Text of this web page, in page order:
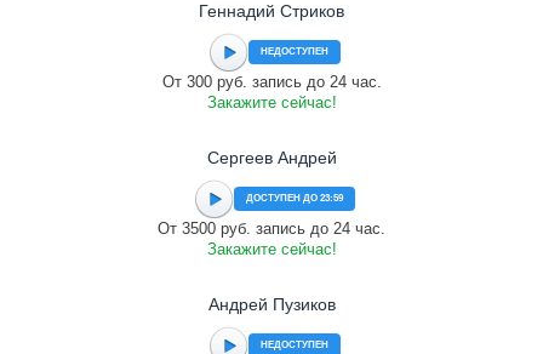
Геннадий Стриков
НЕДОСТУПЕН
От 300 руб. запись до 24 час.
Закажите сейчас!
Сергеев Андрей
ДОСТУПЕН ДО 23:59
От 3500 руб. запись до 24 час.
Закажите сейчас!
Андрей Пузиков
НЕДОСТУПЕН